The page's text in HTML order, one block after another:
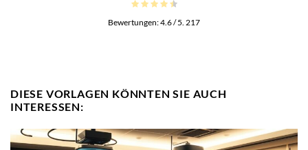
Bewertungen:4.6/ 5. 217
DIESE VORLAGEN KÖNNTEN SIE AUCH
INTERESSEN: